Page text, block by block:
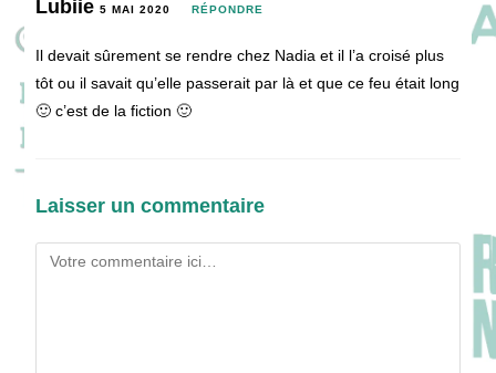
Lubiie5 MAI 2020 RÉPONDRE
Il devait sûrement se rendre chez Nadia et il l’a croisé plus
tôt ou il savait qu’elle passerait par là et que ce feu était long
🙂 c’est de la fiction 🙂
Laisser un commentaire
Comment